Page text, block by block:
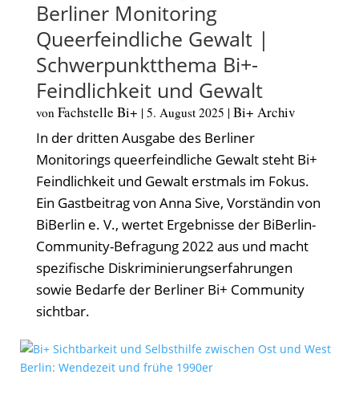
Berliner Monitoring
Queerfeindliche Gewalt |
Schwerpunktthema Bi+-
Feindlichkeit und Gewalt
von Fachstelle Bi+ | 5. August 2025 | Bi+ Archiv
In der dritten Ausgabe des Berliner
Monitorings queerfeindliche Gewalt steht Bi+
Feindlichkeit und Gewalt erstmals im Fokus.
Ein Gastbeitrag von Anna Sive, Vorständin von
BiBerlin e. V., wertet Ergebnisse der BiBerlin-
Community-Befragung 2022 aus und macht
spezifische Diskriminierungserfahrungen
sowie Bedarfe der Berliner Bi+ Community
sichtbar.